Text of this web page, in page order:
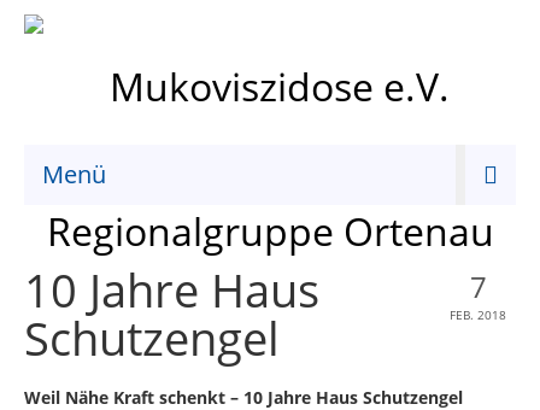
Menü
7
FEB. 2018
10 Jahre Haus
Schutzengel
Weil Nähe Kraft schenkt – 10 Jahre Haus Schutzengel